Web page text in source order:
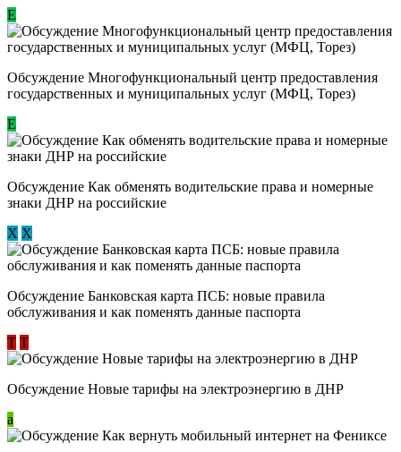
Е
Обсуждение Многофункциональный центр предоставления
государственных и муниципальных услуг (МФЦ, Торез)
E
Обсуждение ​Как обменять водительские права и номерные
знаки ДНР на российские
Х Х
Обсуждение ​Банковская карта ПСБ: новые правила
обслуживания и как поменять данные паспорта
Т Т
Обсуждение Новые тарифы на электроэнергию в ДНР
a